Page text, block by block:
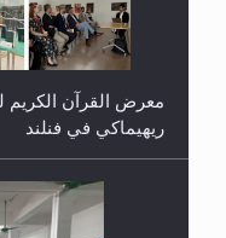
معرض القرآن الكريم
ريهيماكي في فنلند